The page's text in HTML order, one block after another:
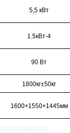
5,5 кВт
1.5кВт-4
90 Вт
1800кг±50кг
1600×1550×1445мм